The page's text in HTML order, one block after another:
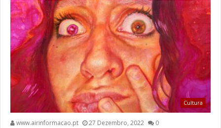
Cultura
www.airinformacao.pt 27 Dezembro, 2022 0